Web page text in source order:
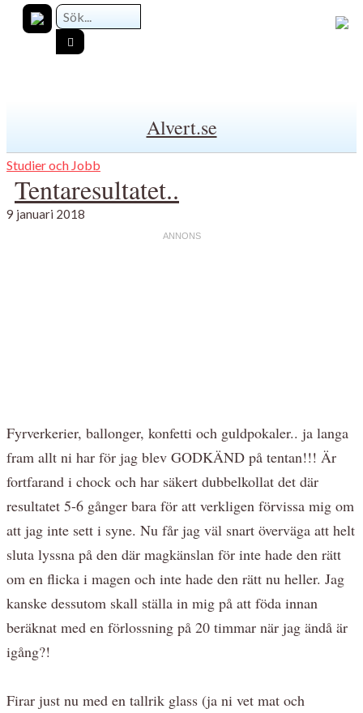
Alvert.se
Studier och Jobb
Tentaresultatet..
9 januari 2018
Fyrverkerier, ballonger, konfetti och guldpokaler.. ja langa
fram allt ni har för jag blev GODKÄND på tentan!!! Är
fortfarand i chock och har säkert dubbelkollat det där
resultatet 5-6 gånger bara för att verkligen förvissa mig om
att jag inte sett i syne. Nu får jag väl snart överväga att helt
sluta lyssna på den där magkänslan för inte hade den rätt
om en flicka i magen och inte hade den rätt nu heller. Jag
kanske dessutom skall ställa in mig på att föda innan
beräknat med en förlossning på 20 timmar när jag ändå är
igång?!
Firar just nu med en tallrik glass (ja ni vet mat och